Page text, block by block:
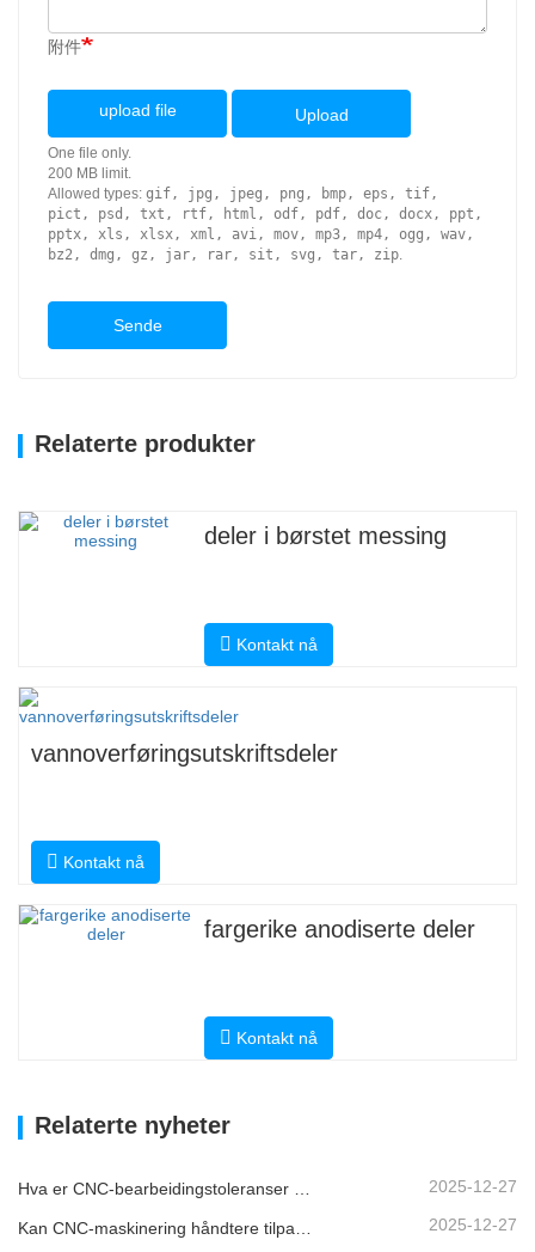
附件
upload file Upload
One file only.
200 MB limit.
Allowed types: gif, jpg, jpeg, png, bmp, eps, tif,
pict, psd, txt, rtf, html, odf, pdf, doc, docx, ppt,
pptx, xls, xlsx, xml, avi, mov, mp3, mp4, ogg, wav,
bz2, dmg, gz, jar, rar, sit, svg, tar, zip.
Sende
Relaterte produkter
deler i børstet messing
Kontakt nå
vannoverføringsutskriftsdeler
Kontakt nå
fargerike anodiserte deler
Kontakt nå
Relaterte nyheter
Hva er CNC-bearbeidingstoleranser og hvorfor er de viktige? 2025-12-27
2025-12-27